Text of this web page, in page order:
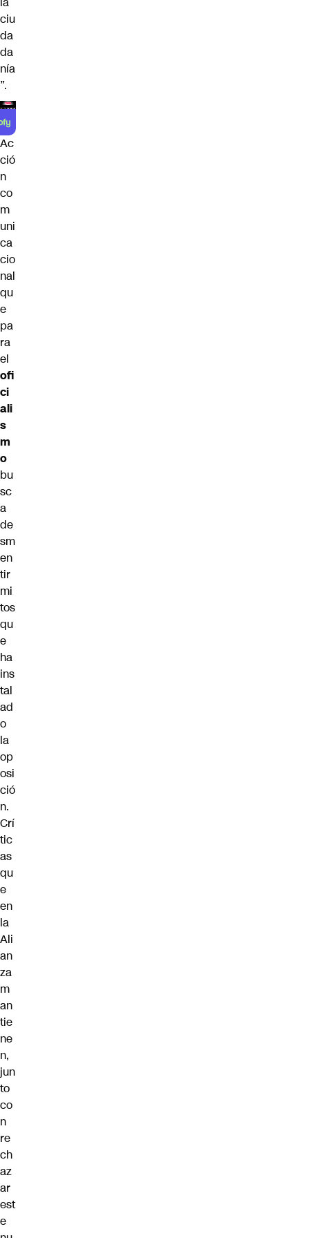
ciu
da
da
nía
”.
Ac
ció
n
co
m
uni
ca
cio
nal
qu
e
pa
ra
el
ofi
ci
ali
s
m
o
bu
sc
a
de
sm
en
tir
mi
tos
qu
e
ha
ins
tal
ad
o
la
op
osi
ció
n.
Crí
tic
as
qu
e
en
la
Ali
an
za
m
an
tie
ne
n,
jun
to
co
n
re
ch
az
ar
est
e